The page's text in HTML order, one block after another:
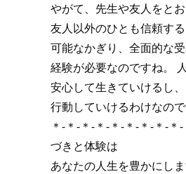
やがて、先生や友人をと
友人以外のひとも信頼す
可能なかぎり、全面的な
経験が必要なのですね。
安心して生きていけるし、
行動していけるわけなので
＊-＊-＊-＊-＊-＊-＊-＊-
づきと体験は
あなたの人生を豊かにしま